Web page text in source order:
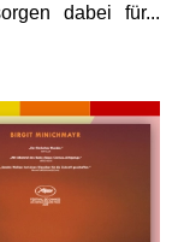
dabei für...